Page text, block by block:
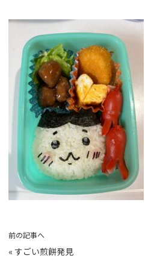
前の記事へ
« すごい煎餅発見